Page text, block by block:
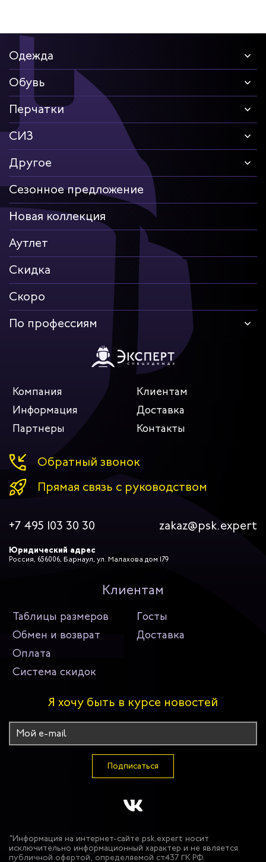
Одежда
Обувь
Перчатки
СИЗ
Другое
Сезонное предложение
Новая коллекция
Аутлет
Скидка
Скоро
По профессиям
Компания
Клиентам
Информация
Доставка
Партнеры
Контакты
Обратный звонок
Прямая связь с руководством
+7 495 103 30 30 zakaz@psk.expert
Юридический адрес
Россия, 656006, Барнаул, ул. Малахова дом 179
Клиентам
Таблицы размеров
Госты
Обмен и возврат
Доставка
Оплата
Система скидок
Я хочу быть в курсе новостей
Подписаться
"Информация на интернет-сайте psk.expert носит
исключительно информационный характер и не является
публичной офертой, определяемой ст.437 ГК РФ.